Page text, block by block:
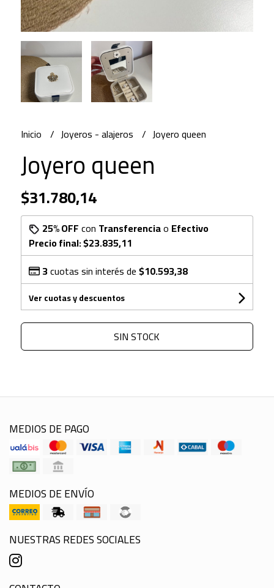
Inicio Joyeros - alajeros Joyero queen
Joyero queen
$31.780,14
25% OFFcon Transferenciao Efectivo
Precio final:$23.835,11
3cuotas sin interés de$10.593,38
Ver cuotas y descuentos
SIN STOCK
MEDIOS DE PAGO
MEDIOS DE ENVÍO
NUESTRAS REDES SOCIALES